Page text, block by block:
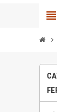
view_headline
chevron_right